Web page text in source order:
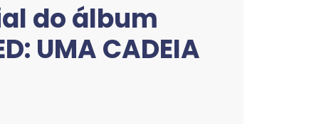
do álbum
UMA CADEIA